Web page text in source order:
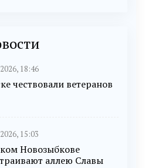
18:46
чествовали ветеранов
15:03
Новозыбкове
аллею Славы